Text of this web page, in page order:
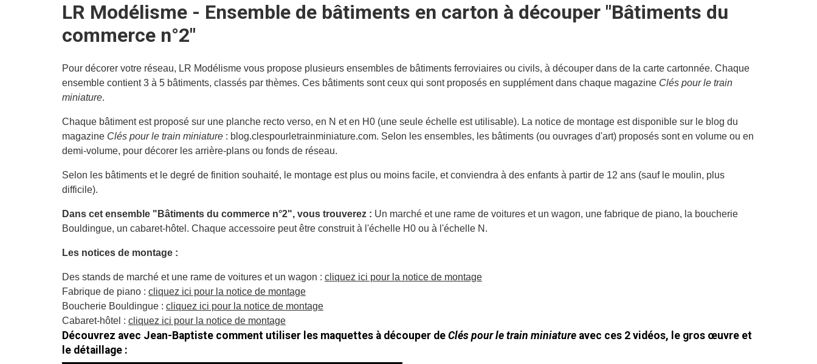
LR Modélisme - Ensemble de bâtiments en carton à découper "Bâtiments du
commerce n°2"
Pour décorer votre réseau, LR Modélisme vous propose plusieurs ensembles de bâtiments ferroviaires ou civils, à découper dans de la carte cartonnée. Chaque
ensemble contient 3 à 5 bâtiments, classés par thèmes. Ces bâtiments sont ceux qui sont proposés en supplément dans chaque magazine Clés pour le train
miniature.
Chaque bâtiment est proposé sur une planche recto verso, en N et en H0 (une seule échelle est utilisable). La notice de montage est disponible sur le blog du
magazine Clés pour le train miniature : blog.clespourletrainminiature.com. Selon les ensembles, les bâtiments (ou ouvrages d'art) proposés sont en volume ou en
demi-volume, pour décorer les arrière-plans ou fonds de réseau.
Selon les bâtiments et le degré de finition souhaité, le montage est plus ou moins facile, et conviendra à des enfants à partir de 12 ans (sauf le moulin, plus
difficile).
Dans cet ensemble "Bâtiments du commerce n°2", vous trouverez : Un marché et une rame de voitures et un wagon, une fabrique de piano, la boucherie
Bouldingue, un cabaret-hôtel. Chaque accessoire peut être construit à l'échelle H0 ou à l'échelle N.
Les notices de montage :
Des stands de marché et une rame de voitures et un wagon : cliquez ici pour la notice de montage
Fabrique de piano : cliquez ici pour la notice de montage
Boucherie Bouldingue : cliquez ici pour la notice de montage
Cabaret-hôtel : cliquez ici pour la notice de montage
Découvrez avec Jean-Baptiste comment utiliser les maquettes à découper de Clés pour le train miniature avec ces 2 vidéos, le gros œuvre et
le détaillage :